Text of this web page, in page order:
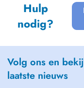
Hulp
nodig?
Volg ons en
laatste nieuws